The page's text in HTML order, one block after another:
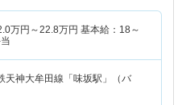
万円～22.8万円 基本給：18～
天神大牟田線「味坂駅」（バ